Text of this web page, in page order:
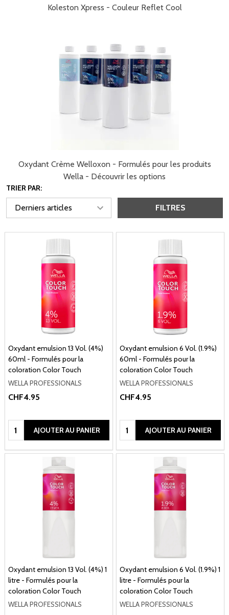
Koleston Xpress - Couleur Reflet Cool
Oxydant Crème Welloxon - Formulés pour les produits
Wella - Découvrir les options
TRIER PAR:
FILTRES
Oxydant emulsion 13 Vol. (4%)
60ml - Formulés pour la
coloration Color Touch
WELLA PROFESSIONALS
CHF4.95
Quantité:AJOUTER AU PANIER
Oxydant emulsion 6 Vol. (1.9%)
60ml - Formulés pour la
coloration Color Touch
WELLA PROFESSIONALS
CHF4.95
Quantité:AJOUTER AU PANIER
Oxydant emulsion 13 Vol. (4%) 1
litre - Formulés pour la
coloration Color Touch
WELLA PROFESSIONALS
Oxydant emulsion 6 Vol. (1.9%) 1
litre - Formulés pour la
coloration Color Touch
WELLA PROFESSIONALS